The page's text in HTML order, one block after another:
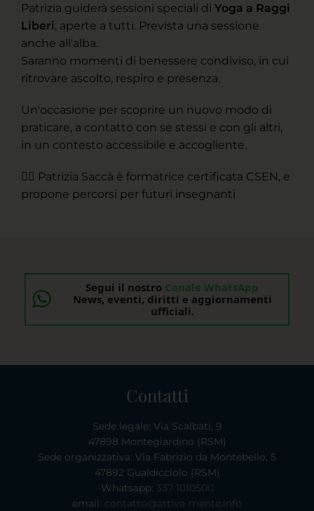
Patrizia guiderà sessioni speciali di Yoga a Raggi
Liberi, aperte a tutti. Prevista una sessione
anche all'alba.
Saranno momenti di benessere condiviso, in cui
ritrovare ascolto, respiro e presenza.
Un'occasione per scoprire un nuovo modo di
praticare, a contatto con se stessi e con gli altri,
in un contesto accessibile e accogliente.
🧘‍♀️ Patrizia Saccà è formatrice certificata CSEN, e
propone percorsi per futuri insegnanti
Segui il nostro Canale WhatsApp
News, eventi, diritti e aggiornamenti
ufficiali.
Contatti
Sede legale: Via Scalbati, 9
47898 Montegiardino (RSM)
Sede organizzativa: Via Fabrizio da Montebello, 5
47892 Gualdicciolo (RSM)
Whatsapp: 337 1010500
email: contatto@attiva-mente.info